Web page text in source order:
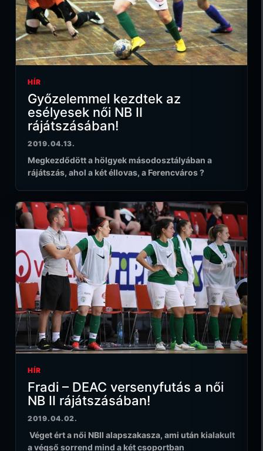
HÍR
Győzelemmel kezdtek az
esélyesek női NB II
rájátszásában!
2019.04.13.
Megkezdődött a hölgyek másodosztályában a
rájátszás, ahol a két éllovas, a Ferencváros ?
HÍR
Fradi – DEAC versenyfutás a női
NB II rájátszásában!
2019.04.02.
Véget ért a női NBII alapszakasza, ami után kialakult
a végső sorrend mind a két csoportban